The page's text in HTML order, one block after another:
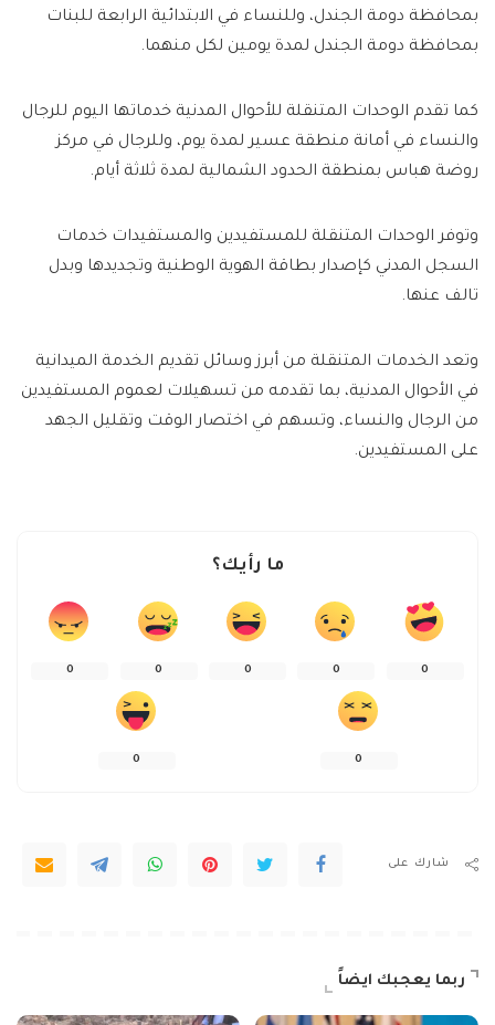
بمحافظة دومة الجندل، وللنساء في الابتدائية الرابعة للبنات
بمحافظة دومة الجندل لمدة يومين لكل منهما.
كما تقدم الوحدات المتنقلة للأحوال المدنية خدماتها اليوم للرجال
والنساء في أمانة منطقة عسير لمدة يوم، وللرجال في مركز
روضة هباس بمنطقة الحدود الشمالية لمدة ثلاثة أيام.
وتوفر الوحدات المتنقلة للمستفيدين والمستفيدات خدمات
السجل المدني كإصدار بطاقة الهوية الوطنية وتجديدها وبدل
تالف عنها.
وتعد الخدمات المتنقلة من أبرز وسائل تقديم الخدمة الميدانية
في الأحوال المدنية، بما تقدمه من تسهيلات لعموم المستفيدين
من الرجال والنساء، وتسهم في اختصار الوقت وتقليل الجهد
على المستفيدين.
ما رأيك؟
0
0
0
0
0
0
0
شارك على
ربما يعجبك ايضاً